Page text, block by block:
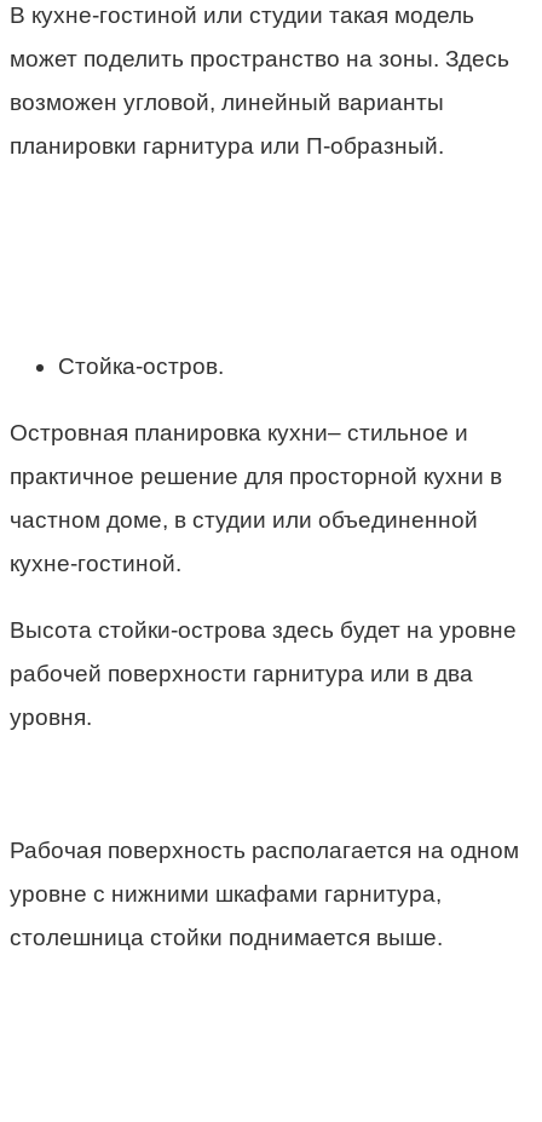
В кухне-гостиной или студии такая модель
может поделить пространство на зоны. Здесь
возможен угловой, линейный варианты
планировки гарнитура или П-образный.
Стойка-остров.
Островная планировка кухни– стильное и
практичное решение для просторной кухни в
частном доме, в студии или объединенной
кухне-гостиной.
Высота стойки-острова здесь будет на уровне
рабочей поверхности гарнитура или в два
уровня.
Рабочая поверхность располагается на одном
уровне с нижними шкафами гарнитура,
столешница стойки поднимается выше.